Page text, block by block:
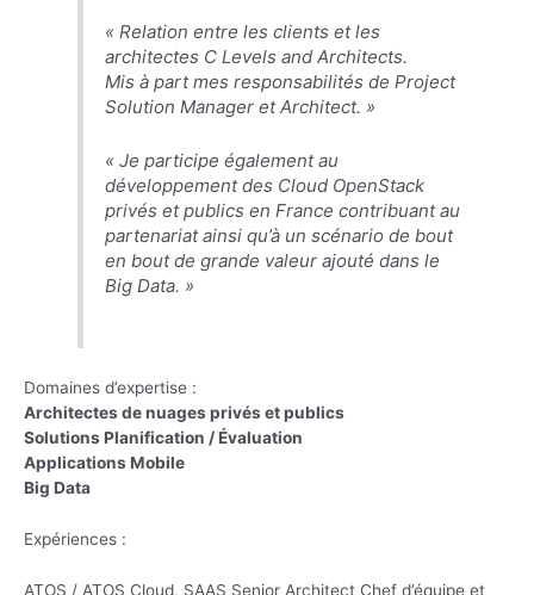
« Relation entre les clients et les
architectes C Levels and Architects.
Mis à part mes responsabilités de Project
Solution Manager et Architect. »
« Je participe également au
développement des Cloud ​​OpenStack
privés et publics en France contribuant au
partenariat ainsi qu’à un scénario de bout
en bout de grande valeur ajouté dans le
Big Data. »
Domaines d’expertise :
Architectes de nuages ​​privés et publics
Solutions Planification / Évaluation
Applications Mobile
Big Data
Expériences :
ATOS / ATOS Cloud, SAAS Senior Architect Chef d’équipe et